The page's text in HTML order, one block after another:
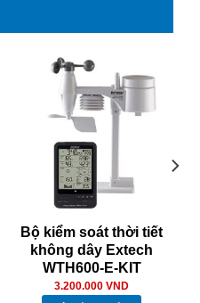
Bộ kiểm soát thời tiết
không dây Extech
WTH600-E-KIT
3.200.000 VND